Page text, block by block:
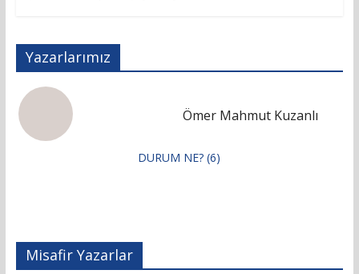
Yazarlarımız
Ömer Mahmut Kuzanlı
DURUM NE? (6)
Misafir Yazarlar